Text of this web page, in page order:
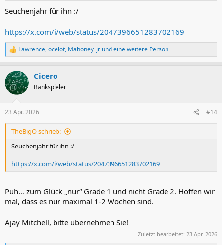
Seuchenjahr für ihn :/
https://x.com/i/web/status/2047396651283702169
R
e
k
t
i
e
n
Lawrence,ocelot, Mahoney_jr und eine weitere Person
Cicero
Bankspieler
23 Apr. 2026 #14
TheBigO schrieb:
Seuchenjahr für ihn :/
https://x.com/i/web/status/2047396651283702169
Puh… zum Glück „nur“ Grade 1 und nicht Grade 2. Hoffen wir
mal, dass es nur maximal 1-2 Wochen sind.
Ajay Mitchell, bitte übernehmen Sie!
Zuletzt bearbeitet: 23 Apr. 2026